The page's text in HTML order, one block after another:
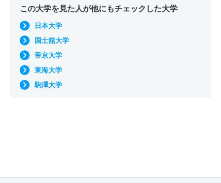
この大学を見た人が他にもチェックした大学
日本大学
国士舘大学
帝京大学
東海大学
駒澤大学